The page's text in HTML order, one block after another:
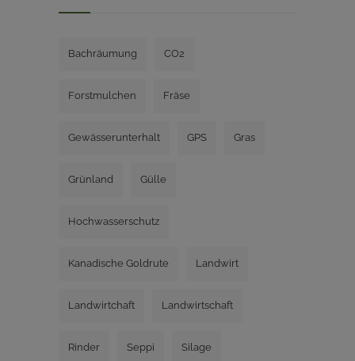
Bachräumung CO2
Forstmulchen Fräse
Gewässerunterhalt GPS Gras
Grünland Gülle
Hochwasserschutz
Kanadische Goldrute Landwirt
Landwirtchaft Landwirtschaft
Rinder Seppi Silage